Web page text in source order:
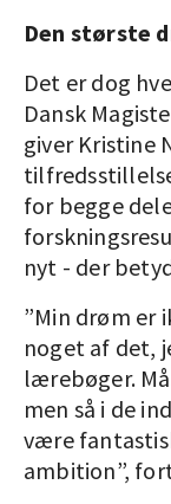
Den største
Det er dog
Dansk
giver Kristine
for begge
nyt - der
”Min drøm er
noget af det,
lærebøger.
men så i de
være
ambition”,